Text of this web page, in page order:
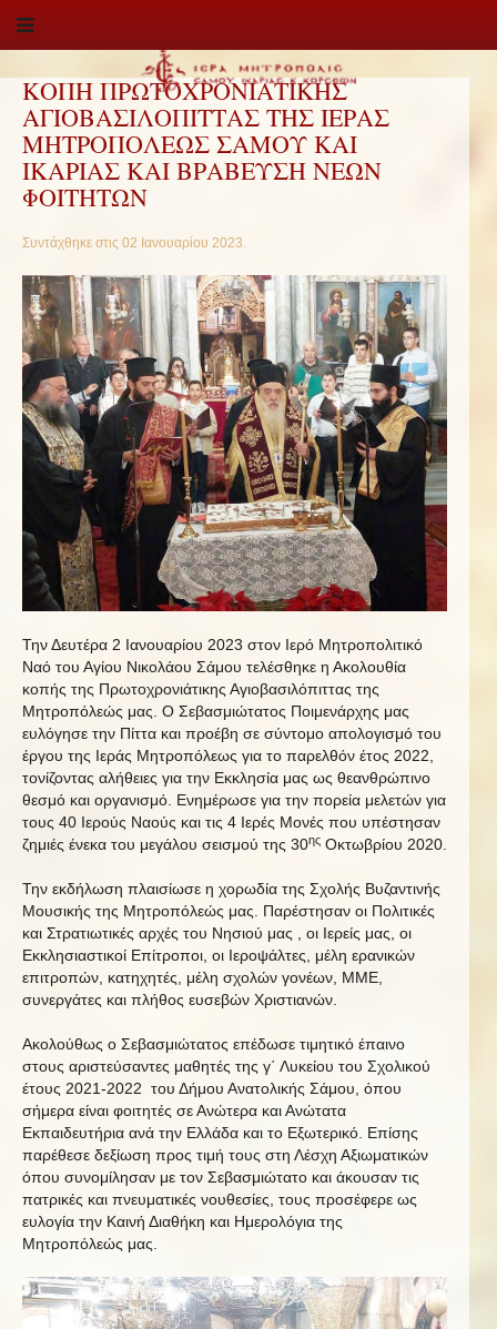
ΚΟΠΗ ΠΡΩΤΟΧΡΟΝΙΑΤΙΚΗΣ
ΑΓΙΟΒΑΣΙΛΟΠΙΤΤΑΣ ΤΗΣ ΙΕΡΑΣ
ΜΗΤΡΟΠΟΛΕΩΣ ΣΑΜΟΥ ΚΑΙ
ΙΚΑΡΙΑΣ ΚΑΙ ΒΡΑΒΕΥΣΗ ΝΕΩΝ
ΦΟΙΤΗΤΩΝ
Συντάχθηκε στις 02 Ιανουαρίου 2023.
Την Δευτέρα 2 Ιανουαρίου 2023 στον Ιερό Μητροπολιτικό
Ναό του Αγίου Νικολάου Σάμου τελέσθηκε η Ακολουθία
κοπής της Πρωτοχρονιάτικης Αγιοβασιλόπιττας της
Μητροπόλεώς μας. Ο Σεβασμιώτατος Ποιμενάρχης μας
ευλόγησε την Πίττα και προέβη σε σύντομο απολογισμό του
έργου της Ιεράς Μητροπόλεως για το παρελθόν έτος 2022,
τονίζοντας αλήθειες για την Εκκλησία μας ως θεανθρώπινο
θεσμό και οργανισμό. Ενημέρωσε για την πορεία μελετών για
τους 40 Ιερούς Ναούς και τις 4 Ιερές Μονές που υπέστησαν
ζημιές ένεκα του μεγάλου σεισμού της 30ης Οκτωβρίου 2020.
Την εκδήλωση πλαισίωσε η χορωδία της Σχολής Βυζαντινής
Μουσικής της Μητροπόλεώς μας. Παρέστησαν οι Πολιτικές
και Στρατιωτικές αρχές του Νησιού μας , οι Ιερείς μας, οι
Εκκλησιαστικοί Επίτροποι, οι Ιεροψάλτες, μέλη ερανικών
επιτροπών, κατηχητές, μέλη σχολών γονέων, ΜΜΕ,
συνεργάτες και πλήθος ευσεβών Χριστιανών.
Ακολούθως ο Σεβασμιώτατος επέδωσε τιμητικό έπαινο
στους αριστεύσαντες μαθητές της γ΄ Λυκείου του Σχολικού
έτους 2021-2022 του Δήμου Ανατολικής Σάμου, όπου
σήμερα είναι φοιτητές σε Ανώτερα και Ανώτατα
Εκπαιδευτήρια ανά την Ελλάδα και το Εξωτερικό. Επίσης
παρέθεσε δεξίωση προς τιμή τους στη Λέσχη Αξιωματικών
όπου συνομίλησαν με τον Σεβασμιώτατο και άκουσαν τις
πατρικές και πνευματικές νουθεσίες, τους προσέφερε ως
ευλογία την Καινή Διαθήκη και Ημερολόγια της
Μητροπόλεώς μας.